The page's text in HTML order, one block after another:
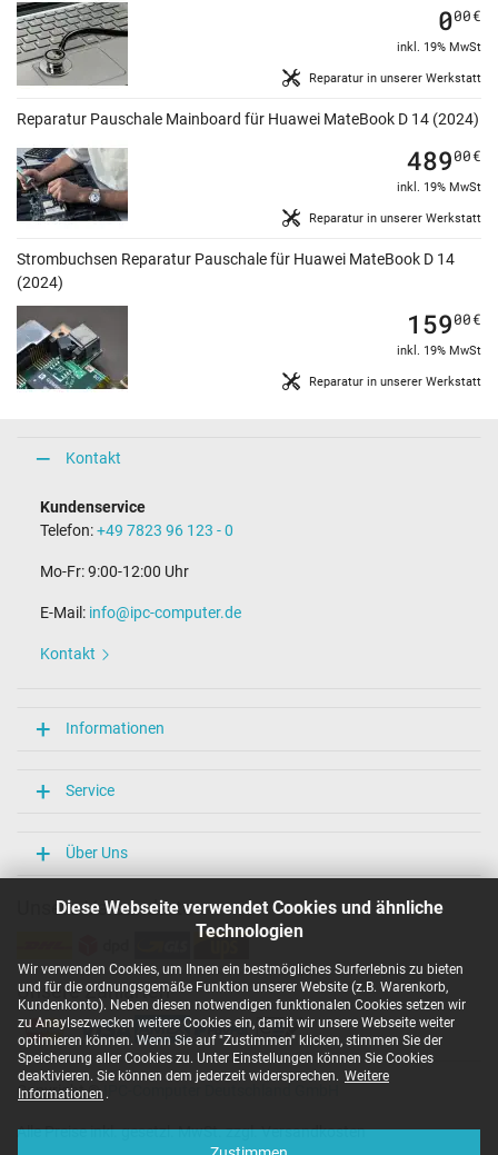
Diese Webseite verwendet Cookies und ähnliche
Technologien
Wir verwenden Cookies, um Ihnen ein bestmögliches Surferlebnis zu bieten
und für die ordnungsgemäße Funktion unserer Website (z.B. Warenkorb,
Kundenkonto). Neben diesen notwendigen funktionalen Cookies setzen wir
zu Anaylsezwecken weitere Cookies ein, damit wir unsere Webseite weiter
optimieren können. Wenn Sie auf "Zustimmen" klicken, stimmen Sie der
Speicherung aller Cookies zu. Unter Einstellungen können Sie Cookies
deaktivieren. Sie können dem jederzeit widersprechen. Weitere
Informationen .
Reparatur in unserer Werkstatt
000€
inkl. 19% MwSt
Reparatur Pauschale Mainboard für Huawei MateBook D 14 (2024)
Reparatur in unserer Werkstatt
48900€
inkl. 19% MwSt
Strombuchsen Reparatur Pauschale für Huawei MateBook D 14
(2024)
Reparatur in unserer Werkstatt
15900€
inkl. 19% MwSt
Kontakt
Kundenservice
Telefon:+49 7823 96 123 - 0
Mo-Fr: 9:00-12:00 Uhr
E-Mail: info@ipc-computer.de
Kontakt
Informationen
Service
Über Uns
Unsere Versandarten
Unsere Zahlarten
Copyright ©
Alle Preise inkl. gesetzl. MwSt. zzgl. Versandkosten